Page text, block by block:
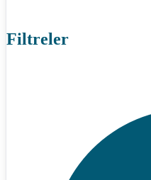
Filtreler